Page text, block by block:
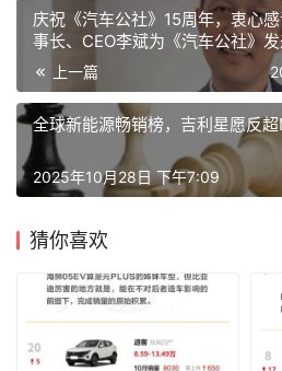
庆祝《汽车公社》15周年，衷心
事长、CEO李斌为《汽车公社》
上一篇
全球新能源畅销榜，吉利星愿反
2025年10月28日 下午7:09
猜你喜欢